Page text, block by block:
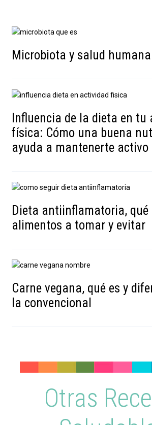
Microbiota y salud humana
Influencia de la dieta en tu
física: Cómo una buena
ayuda a mantenerte activo
Dieta antiinflamatoria, qué
alimentos a tomar y evitar
Carne vegana, qué es y
la convencional
Otras